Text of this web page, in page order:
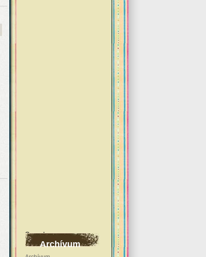
Archívum